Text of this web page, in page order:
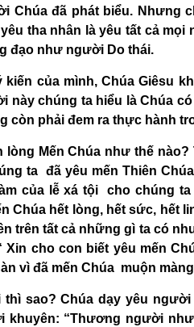
Chúa đã phát biểu. Nhưng
tha nhân là yêu tất cả
đạo như người Do thái.
kiến của mình, Chúa Giêsu
này chúng ta hiểu là Chúa
còn phải đem ra thực hành
Mến Chúa như thế
ta đã yêu mến Thiên
của lễ xá tội cho chúng ta
Chúa hết lòng, hết sức, hết
trên tất cả những gì ta có
Xin cho con biết yêu mến
vì đã mến Chúa muộn
sao? Chúa dạy yêu
khuyên: “Thương người